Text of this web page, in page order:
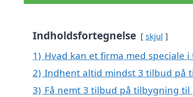
Indholdsfortegnelse skjul
1) Hvad kan et firma med speciale
2) Indhent altid mindst 3 tilbud på
3) Få nemt 3 tilbud på tilbygning